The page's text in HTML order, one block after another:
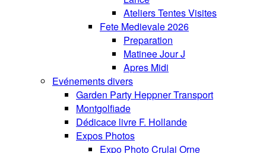
Ateliers Tentes Visites
Fete Medievale 2026
Preparation
Matinee Jour J
Apres Midi
Evénements divers
Garden Party Heppner Transport
Montgolfiade
Dédicace livre F. Hollande
Expos Photos
Expo Photo Crulai Orne